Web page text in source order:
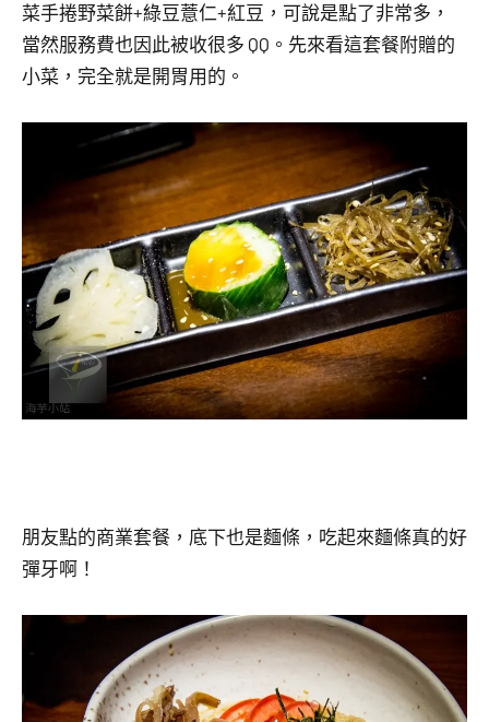
菜手捲野菜餅+綠豆薏仁+紅豆，可說是點了非常多，
當然服務費也因此被收很多 QQ。先來看這套餐附贈的
小菜，完全就是開胃用的。
朋友點的商業套餐，底下也是麵條，吃起來麵條真的好
彈牙啊！